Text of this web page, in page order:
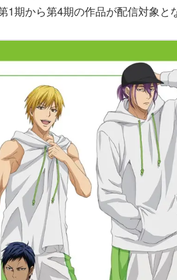
1期から第4期の作品が配信対象と